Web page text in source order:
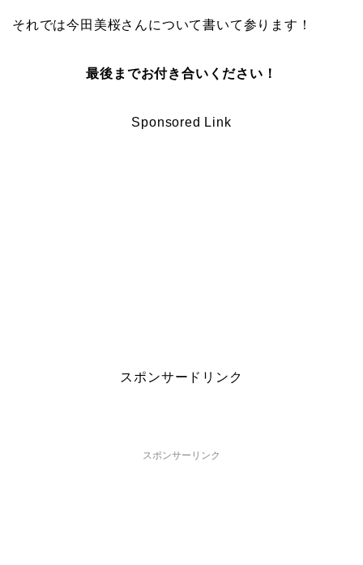
それでは今田美桜さんについて書いて参ります！
最後までお付き合いください！
Sponsored Link
スポンサードリンク
スポンサーリンク